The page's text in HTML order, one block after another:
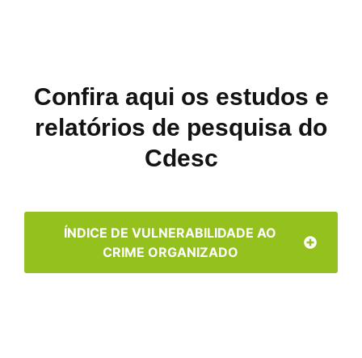
Confira aqui os estudos e
relatórios de pesquisa do
Cdesc
ÍNDICE DE VULNERABILIDADE AO
CRIME ORGANIZADO